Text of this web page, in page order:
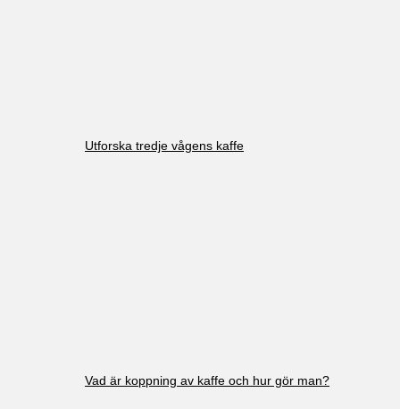
Utforska tredje vågens kaffe
Vad är koppning av kaffe och hur gör man?